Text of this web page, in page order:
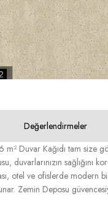
Değerlendirmeler
m² Duvar Kağıdı tam size
duvarlarınızın sağlığını
otel ve ofislerde modern
Zemin Deposu